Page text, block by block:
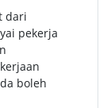
dari
pekerja
boleh